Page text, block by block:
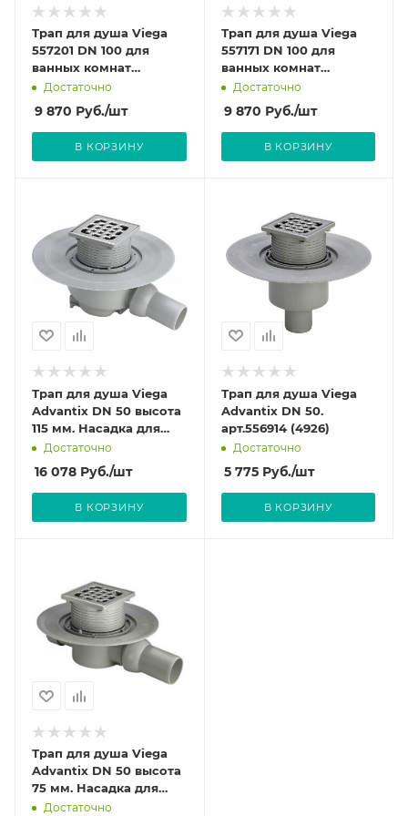
Трап для душа Viega
557201 DN 100 для
ванных комнат
вертикальный.
Решетка 150х150 мм.
Достаточно
9 870 Руб./шт
В КОРЗИНУ
Трап для душа Viega
557171 DN 100 для
ванных комнат
горизонтальный.
Решетка 150х150 мм.
Достаточно
9 870 Руб./шт
В КОРЗИНУ
Трап для душа Viega
Advantix DN 50 высота
115 мм. Насадка для
решетки из
нержавеющей стали.
арт.556938 (4921.76)
Достаточно
16 078 Руб./шт
В КОРЗИНУ
Трап для душа Viega
Advantix DN 50.
арт.556914 (4926)
Достаточно
5 775Руб./шт
В КОРЗИНУ
Трап для душа Viega
Advantix DN 50 высота
75 мм. Насадка для
решетки из
Достаточно